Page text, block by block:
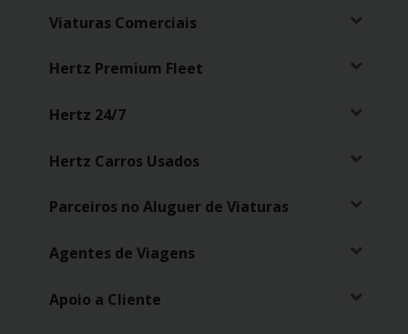
Carros
Premium
Produtos
Serviços
Campers
Alugueres
Viaturas Comerciais
Hertz Premium Fleet
Hertz 24/7
Hertz Carros Usados
Parceiros no Aluguer de Viaturas
Agentes de Viagens
Apoio a Cliente